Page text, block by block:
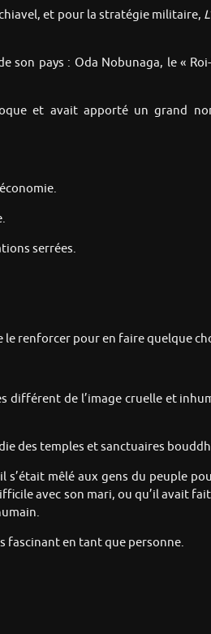
et pour la stratégie militaire,
son pays : Oda Nobunaga, le «
et avait apporté un grand
serrées.
renforcer pour en faire quelque
différent de l’image cruelle et
des temples et sanctuaires
mêlé aux gens du peuple
avec son mari, ou qu’il avait
fascinant en tant que personne.